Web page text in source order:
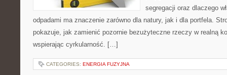
segregacji oraz dlaczego
odpadami ma znaczenie zarówno dla natury, jak i dla portfela.
pokazuje, jak zamienić pozornie bezużyteczne rzeczy w realną
wspierając cyrkularność. […]
CATEGORIES: ENERGIA FUZYJNA